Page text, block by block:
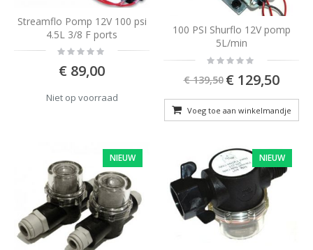
Streamflo Pomp 12V 100 psi
4.5L 3/8 F ports
Rating:
€ 89,00
Niet op voorraad
100 PSI Shurflo 12V pomp
5L/min
Rating:
0%
€ 139,50 Special
Price
€ 129,50
Voeg toe aan winkelmandje
NIEUW NIEUW